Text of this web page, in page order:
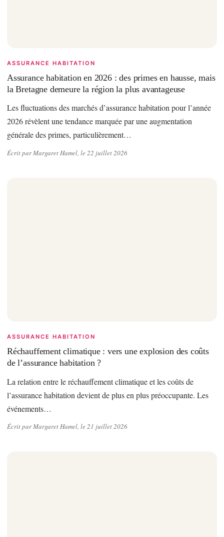
ASSURANCE HABITATION
Assurance habitation en 2026 : des primes en hausse, mais
la Bretagne demeure la région la plus avantageuse
Les fluctuations des marchés d’assurance habitation pour l’année
2026 révèlent une tendance marquée par une augmentation
générale des primes, particulièrement…
Écrit par Margaret Hamel, le 22 juillet 2026
ASSURANCE HABITATION
Réchauffement climatique : vers une explosion des coûts
de l’assurance habitation ?
La relation entre le réchauffement climatique et les coûts de
l’assurance habitation devient de plus en plus préoccupante. Les
événements…
Écrit par Margaret Hamel, le 21 juillet 2026